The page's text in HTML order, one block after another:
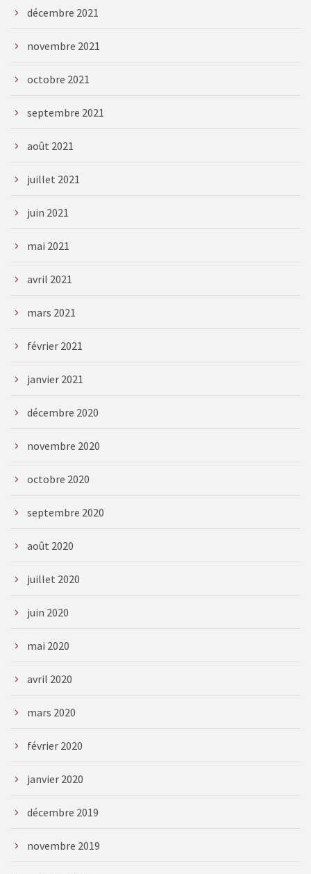
décembre 2021
novembre 2021
octobre 2021
septembre 2021
août 2021
juillet 2021
juin 2021
mai 2021
avril 2021
mars 2021
février 2021
janvier 2021
décembre 2020
novembre 2020
octobre 2020
septembre 2020
août 2020
juillet 2020
juin 2020
mai 2020
avril 2020
mars 2020
février 2020
janvier 2020
décembre 2019
novembre 2019